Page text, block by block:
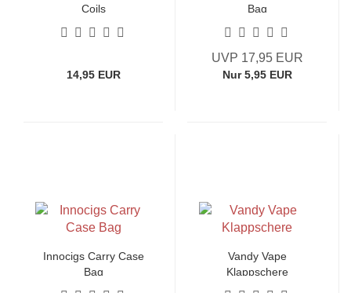
Coils
14,95 EUR
Bag
UVP 17,95 EUR
Nur 5,95 EUR
Innocigs Carry Case
Bag
Vandy Vape
Klappschere